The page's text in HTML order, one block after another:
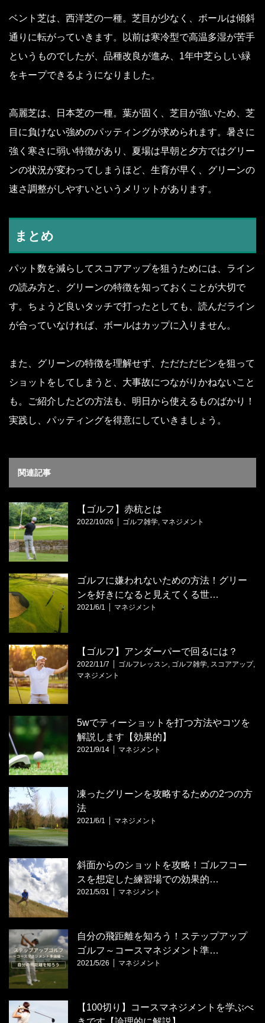
ベント芝は、西洋芝の一種。芝目が少なく、ボールは傾斜
通りに転がっていきます。以前は寒冷型で高温多湿が苦手
というものでしたが、品種改良が進み、1年中芝らしい緑
をキープできるようになりました。
高麗芝は、日本芝の一種。葉が固く、芝目が強いため、芝
目に負けない強めのパッティングが求められます。暑さに
強く寒さに弱い特徴があり、夏場は早朝と夕方ではグリー
ンの状況が変わってしまうほど、生育が早く、グリーンの
速さ調整がしやすいというメリットがあります。
まとめ
パット数を減らしてスコアアップを狙うためには、ライン
の読み方と、グリーンの特徴を知っておくことが大切で
す。ちょうど良いタッチで打ったとしても、読んだライン
が合っていなければ、ボールはカップに入りません。
また、グリーンの特徴を理解せず、ただただピンを狙って
ショットをしてしまうと、大事故につながりかねないこと
も。ご紹介したどの方法も、明日から使えるものばかり！
実践し、パッティングを得意にしていきましょう。
関連記事
【ゴルフ】赤杭とは
2022/10/26 ゴルフ雑学, マネジメント
ゴルフに嫌われないための方法！グリー
ンを好きになると見えてくる世…
2021/6/1 マネジメント
【ゴルフ】アンダーパーで回るには？
2022/11/7 ゴルフレッスン, ゴルフ雑学, スコアアップ,
マネジメント
5wでティーショットを打つ方法やコツを
解説します【効果的】
2021/9/14 マネジメント
凍ったグリーンを攻略するための2つの方
法
2021/6/1 マネジメント
斜面からのショットを攻略！ゴルフコー
スを想定した練習場での効果的…
2021/5/31 マネジメント
自分の飛距離を知ろう！ステップアップ
ゴルフ～コースマネジメント準…
2021/5/26 マネジメント
【100切り】コースマネジメントを学ぶべ